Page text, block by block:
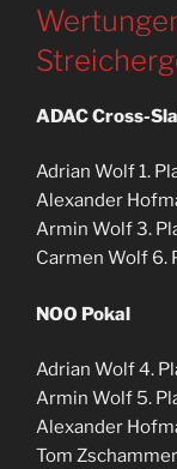
ADAC Cross-
Adrian Wolf 1.
Alexander
Armin Wolf 3.
Carmen Wolf 6.
NOO Pokal
Adrian Wolf 4.
Armin Wolf 5.
Alexander
Tom